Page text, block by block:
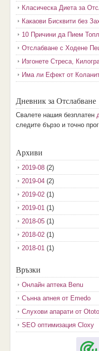
Класическа Диета за
Какаови Бисквити без
10 Причини да Пием
Отслабване с Ходене
Изгонете Стреса,
Има ли Ефект от
Дневник за Отслабване
Свалете нашия безплатен
следите бързо и точно
Архиви
2019-08(2)
2019-04(2)
2019-02(1)
2019-01 (1)
2018-05(1)
2018-02(1)
2018-01 (1)
2017-11
2017-10(3)
2017-08(3)
2017-07(1)
2017-06(2)
Връзки
Онлайн аптека Benu
Сънна апнея от Emedo
Слухови апарати от
SEO оптимизация Cloxy